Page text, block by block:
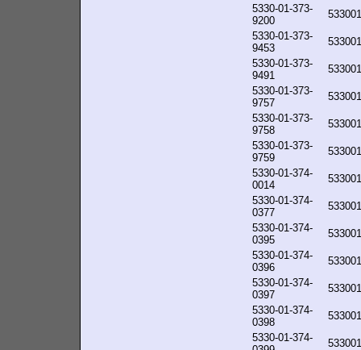
5330-01-373-
9200
5330-01-373-
9453
5330-01-373-
9491
5330-01-373-
9757
5330-01-373-
9758
5330-01-373-
9759
5330-01-374-
0014
5330-01-374-
0377
5330-01-374-
0395
5330-01-374-
0396
5330-01-374-
0397
5330-01-374-
0398
5330-01-374-